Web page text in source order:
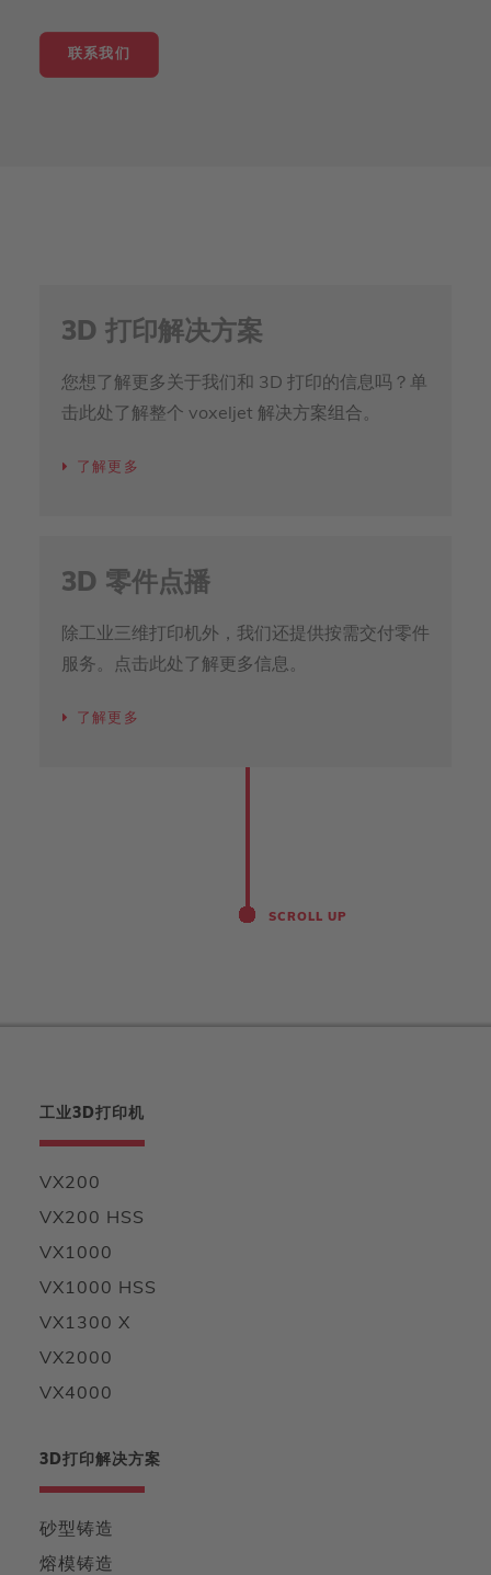
联系我们
3D 打印解决方案
您想了解更多关于我们和 3D 打印的信息吗？单
击此处了解整个 voxeljet 解决方案组合。
了解更多
3D 零件点播
除工业三维打印机外，我们还提供按需交付零件
服务。点击此处了解更多信息。
了解更多
SCROLL UP
工业3D打印机
VX200
VX200 HSS
VX1000
VX1000 HSS
VX1300 X
VX2000
VX4000
3D打印解决方案
砂型铸造
熔模铸造